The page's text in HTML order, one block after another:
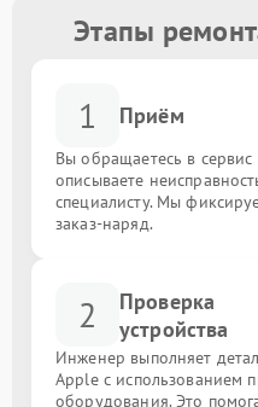
Этапы
1 Приём
Вы обращаетесь в
описываете
специалисту. Мы
заказ-наряд.
2
Проверка
устройства
Инженер выполняет
Apple с использованием
оборудования. Это